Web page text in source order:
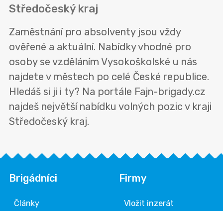
Středočeský kraj
Zaměstnání pro absolventy jsou vždy
ověřené a aktuální. Nabídky vhodné pro
osoby se vzděláním Vysokoškolské u nás
najdete v městech po celé České republice.
Hledáš si ji i ty? Na portále Fajn-brigady.cz
najdeš největší nabídku volných pozic v kraji
Středočeský kraj.
Brigádníci
Články
Firmy
Vložit inzerát